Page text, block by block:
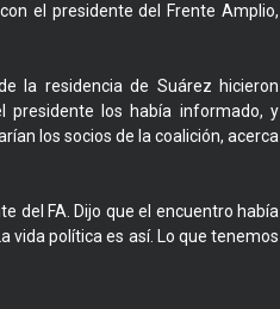
el presidente del Frente Amplio,
la residencia de Suárez hicieron
presidente los había informado, y
los socios de la coalición, acerca
del FA. Dijo que el encuentro había
vida política es así. Lo que tenemos